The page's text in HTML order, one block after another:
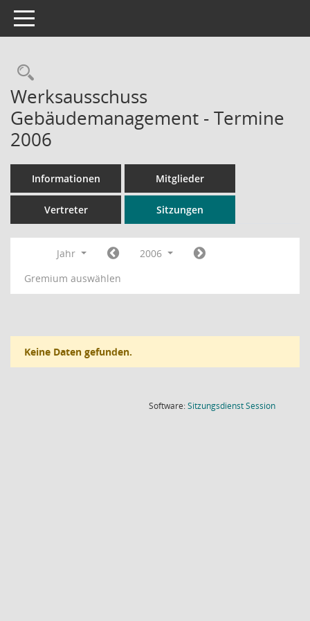
Toggle navigation
Rechercheauswahl
Werksausschuss
Gebäudemanagement - Termine
2006
Informationen Mitglieder
Vertreter Sitzungen
Jahr
2006
Gremium auswählen
Keine Daten gefunden.
Software:SitzungsdienstSession(Wird in